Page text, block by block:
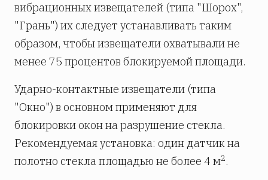
вибрационных извещателей (типа "Шорох",
"Грань") их следует устанавливать таким
образом, чтобы извещатели охватывали не
менее 75 процентов блокируемой площади.
Ударно-контактные извещатели (типа
"Окно") в основном применяют для
блокировки окон на разрушение стекла.
Рекомендуемая установка: один датчик на
полотно стекла площадью не более 4 м2.